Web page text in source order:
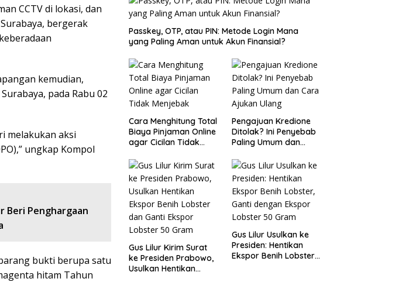
CCTV di lokasi, dan
bergerak
kemudian,
pada Rabu 02
melakukan aksi
ungkap Kompol
Beri Penghargaan
bukti berupa satu
hitam Tahun
Passkey, OTP, atau PIN: Metode Login Mana
yang Paling Aman untuk Akun Finansial?
Cara Menghitung Total
Biaya Pinjaman Online
agar Cicilan Tidak
Pengajuan Kredione
Ditolak? Ini Penyebab
Paling Umum dan
Gus Lilur Kirim Surat
ke Presiden Prabowo,
Usulkan Hentikan
Gus Lilur Usulkan ke
Presiden: Hentikan
Ekspor Benih Lobster,